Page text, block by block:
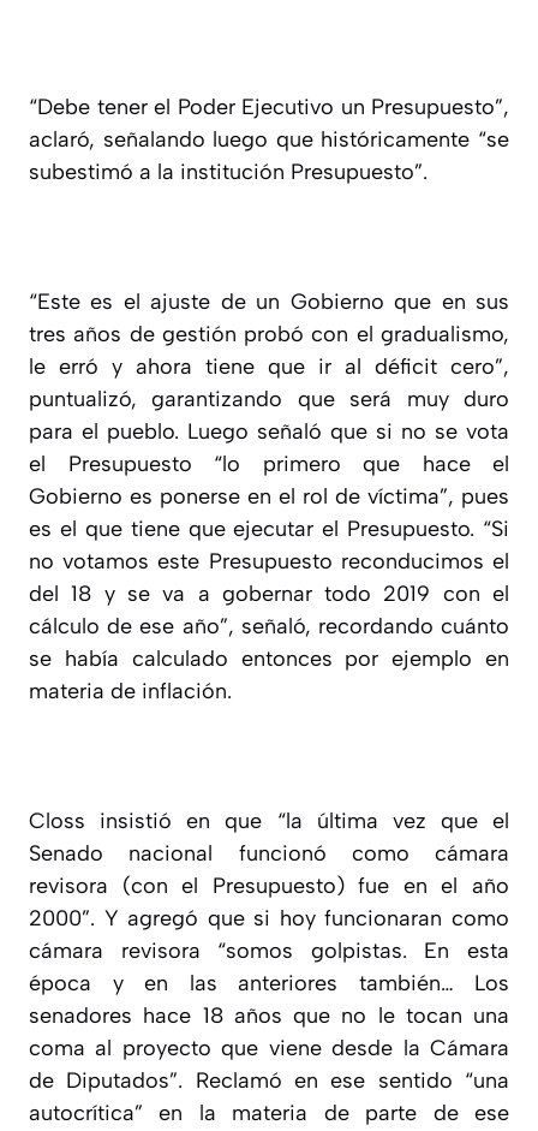
“Debe tener el Poder Ejecutivo un Presupuesto”,
aclaró, señalando luego que históricamente “se
subestimó a la institución Presupuesto”.
“Este es el ajuste de un Gobierno que en sus
tres años de gestión probó con el gradualismo,
le erró y ahora tiene que ir al déficit cero”,
puntualizó, garantizando que será muy duro
para el pueblo. Luego señaló que si no se vota
el Presupuesto “lo primero que hace el
Gobierno es ponerse en el rol de víctima”, pues
es el que tiene que ejecutar el Presupuesto. “Si
no votamos este Presupuesto reconducimos el
del 18 y se va a gobernar todo 2019 con el
cálculo de ese año”, señaló, recordando cuánto
se había calculado entonces por ejemplo en
materia de inflación.
Closs insistió en que “la última vez que el
Senado nacional funcionó como cámara
revisora (con el Presupuesto) fue en el año
2000”. Y agregó que si hoy funcionaran como
cámara revisora “somos golpistas. En esta
época y en las anteriores también… Los
senadores hace 18 años que no le tocan una
coma al proyecto que viene desde la Cámara
de Diputados”. Reclamó en ese sentido “una
autocrítica” en la materia de parte de ese